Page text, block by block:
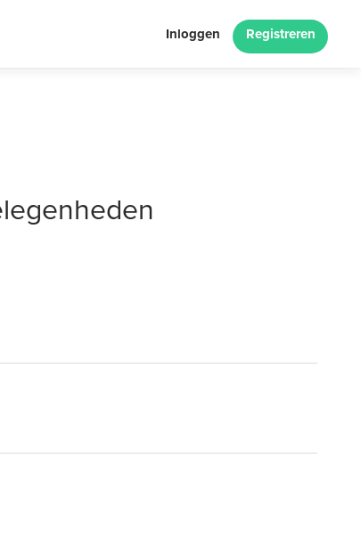
Inloggen Registreren